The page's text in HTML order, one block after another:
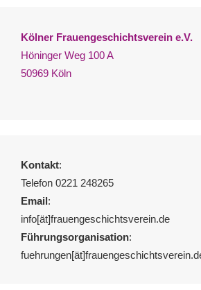
Kölner Frauengeschichtsverein e.V.
Höninger Weg 100 A
50969 Köln
Kontakt:
Telefon 0221 248265
Email:
info[ät]frauengeschichtsverein.de
Führungsorganisation: